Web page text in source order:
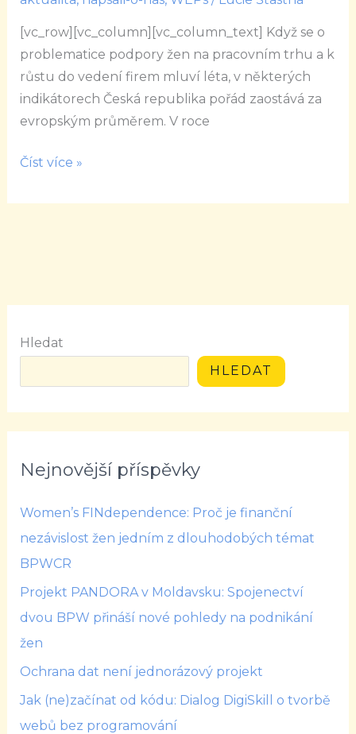
[vc_row][vc_column][vc_column_text] Když se o
problematice podpory žen na pracovním trhu a k
růstu do vedení firem mluví léta, v některých
indikátorech Česká republika pořád zaostává za
evropským průměrem. V roce
práce
možná.
Chce
konkrétní
říká
Číst více »
Hledat
HLEDAT
Nejnovější příspěvky
Women’s FINdependence: Proč je finanční
nezávislost žen jedním z dlouhodobých témat
BPWCR
Projekt PANDORA v Moldavsku: Spojenectví
dvou BPW přináší nové pohledy na podnikání
žen
Ochrana dat není jednorázový projekt
Jak (ne)začínat od kódu: Dialog DigiSkill o tvorbě
webů bez programování